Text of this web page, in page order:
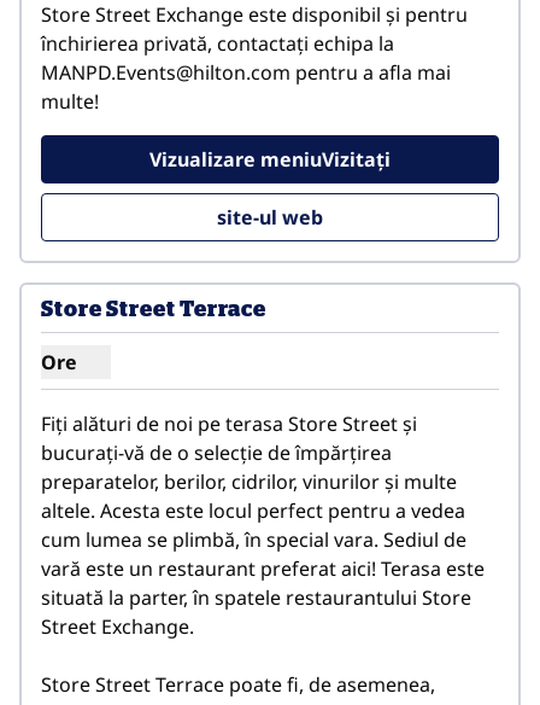
Store Street Exchange este disponibil și pentru
închirierea privată, contactați echipa la
MANPD.Events@hilton.com pentru a afla mai
multe!
Vizualizare meniuVizitați
site-ul web
Store Street Terrace
Ore
Afișare ore pentru terasa Store Street
Fiți alături de noi pe terasa Store Street și
bucurați-vă de o selecție de împărțirea
preparatelor, berilor, cidrilor, vinurilor și multe
altele. Acesta este locul perfect pentru a vedea
cum lumea se plimbă, în special vara. Sediul de
vară este un restaurant preferat aici! Terasa este
situată la parter, în spatele restaurantului Store
Street Exchange.
Store Street Terrace poate fi, de asemenea,